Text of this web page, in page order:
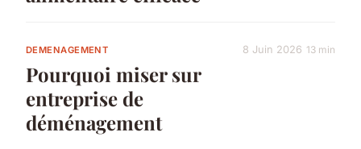
DEMENAGEMENT
Pourquoi miser sur
entreprise de
déménagement
8 Juin 2026 13 min